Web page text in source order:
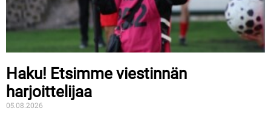
Haku! Etsimme viestinnän
harjoittelijaa
05.08.2026